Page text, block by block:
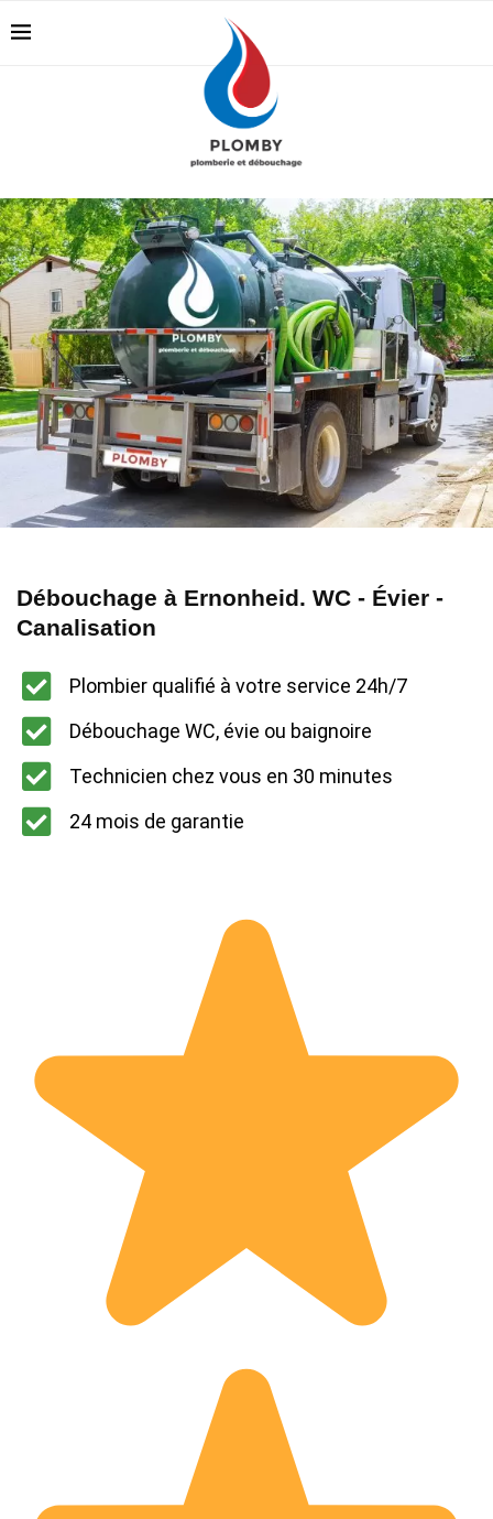
Débouchage à Ernonheid. WC - Évier -
Canalisation
Plombier qualifié à votre service 24h/7
Débouchage WC, évie ou baignoire
Technicien chez vous en 30 minutes
24 mois de garantie